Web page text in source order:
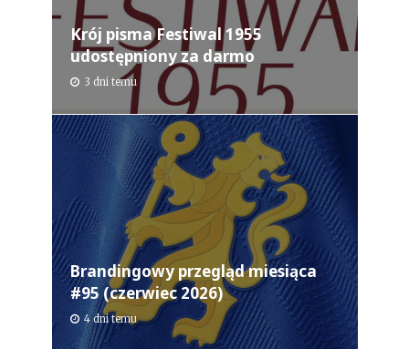
Krój pisma Festiwal 1955
udostępniony za darmo
3 dni temu
Brandingowy przegląd miesiąca
#95 (czerwiec 2026)
4 dni temu